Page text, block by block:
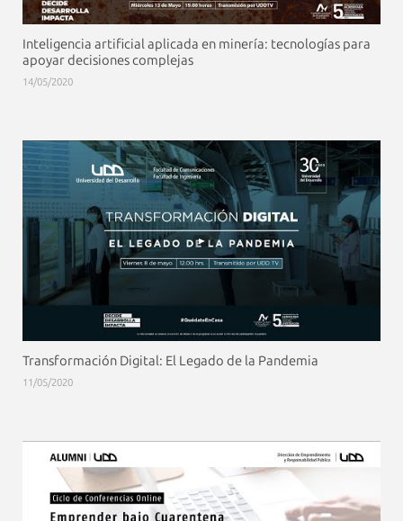
Inteligencia artificial aplicada en minería: tecnologías para
apoyar decisiones complejas
14/05/2020
Transformación Digital: El Legado de la Pandemia
11/05/2020